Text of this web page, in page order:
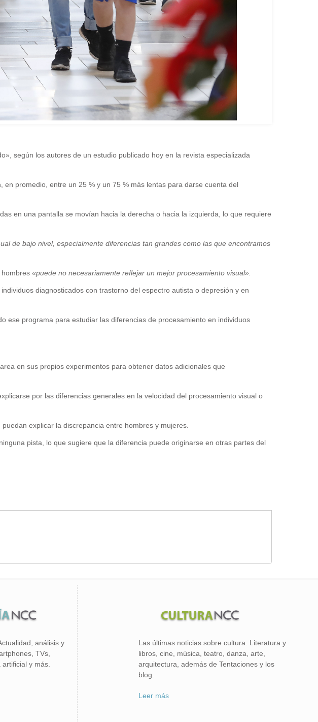
según los autores de un estudio publicado hoy en la revista especializada
promedio, entre un 25 % y un 75 % más lentas para darse cuenta del
en una pantalla se movían hacia la derecha o hacia la izquierda, lo que requiere
de bajo nivel, especialmente diferencias tan grandes como las que encontramos
«puede no necesariamente reflejar un mejor procesamiento visual».
diagnosticados con trastorno del espectro autista o depresión y en
ese programa para estudiar las diferencias de procesamiento en individuos
en sus propios experimentos para obtener datos adicionales que
por las diferencias generales en la velocidad del procesamiento visual o
explicar la discrepancia entre hombres y mujeres.
pista, lo que sugiere que la diferencia puede originarse en otras partes del
análisis y
TVs,
y más.
Las últimas noticias sobre cultura. Literatura y
libros, cine, música, teatro, danza, arte,
arquitectura, además de Tentaciones y los
blog.
Leer más